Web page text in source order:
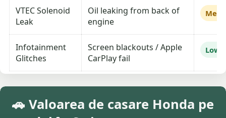
VTEC Solenoid
Leak
Oil leaking from back of
engine
Infotainment
Glitches
Screen blackouts / Apple
CarPlay fail
Low
🚗 Valoarea de casare Honda pe